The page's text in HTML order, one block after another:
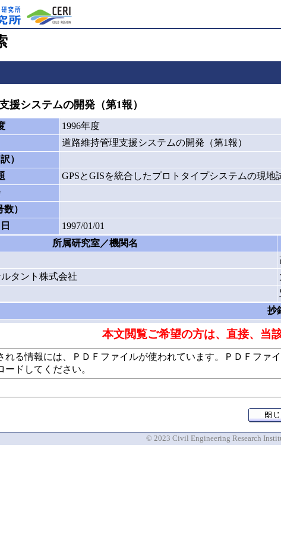
システムの開発（第1報）
1996年度
道路維持管理支援システムの開発（第1報）
）
GPSとGISを統合したプロトタイプシステムの現地
）
1997/01/01
所属研究室／機関名
タント株式会社
抄
本文閲覧ご希望の方は、直接、当
れる情報には、ＰＤＦファイルが使われています。ＰＤＦファ
ードしてください。
© 2023 Civil Engineering Research